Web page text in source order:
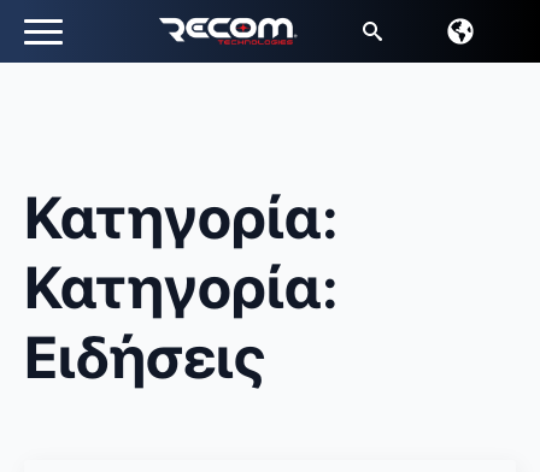
Κατηγορία:
Κατηγορία:
Ειδήσεις